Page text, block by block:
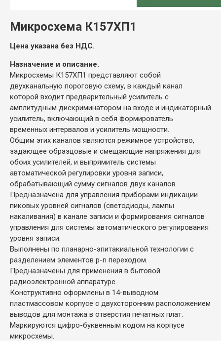
Микросхема К157ХП1
Цена указана без НДС.
Назначение и описание.
Микросхемы К157ХП1 представляют собой
двухканальную пороговую схему, в каждый канал
которой входит предварительный усилитель с
амплитудным дискриминатором на входе и индикаторный
усилитель, включающий в себя формирователь
временных интервалов и усилитель мощности.
Общим этих каналов являются режимное устройство,
задающее образцовые и смещающие напряжения для
обоих усилителей, и выпрямитель системы
автоматической регулировки уровня записи,
обрабатывающий сумму сигналов двух каналов.
Предназначена для управления приборами индикации
пиковых уровней сигналов (светодиоды, лампы
накаливания) в канале записи и формирования сигналов
управления для системы автоматического регулирования
уровня записи.
Выполнены по планарно-эпитакиальной технологии с
разделением элементов p-n переходом.
Предназначены для применения в бытовой
радиоэлектронной аппаратуре.
Конструктивно оформлены в 14-выводном
пластмассовом корпусе с двухсторонним расположением
выводов для монтажа в отверстия печатных плат.
Маркируются цифро-буквенным кодом на корпусе
микросхемы.